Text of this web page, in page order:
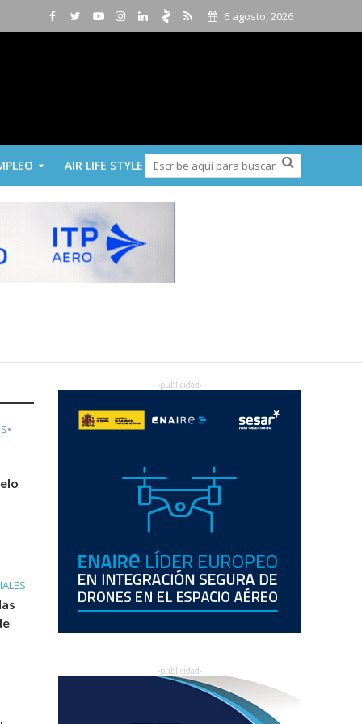
6 agosto, 2026
AIR LIFE STYLE
•